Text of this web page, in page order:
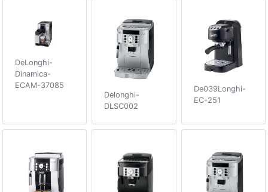
DeLonghi-
Dinamica-
ECAM-37085
Delonghi-
DLSC002
De039Longhi-
EC-251